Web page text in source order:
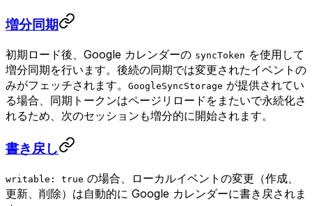
増分同期
初期ロード後、Google カレンダーの syncToken を使用して
増分同期を行います。後続の同期では変更されたイベントの
みがフェッチされます。
GoogleSyncStorage が提供されてい
る場合、同期トークンはページリロードをまたいで永続化さ
れるため、次のセッションも増分的に開始されます。
書き戻し
writable: true の場合、ローカルイベントの変更（作成、
更新、削除）は自動的に Google カレンダーに書き戻されま